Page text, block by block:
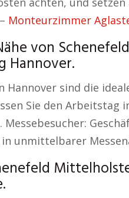
Monteurzimmer
von
Hannover.
Hannover sind die
Sie den
unmittelbarer